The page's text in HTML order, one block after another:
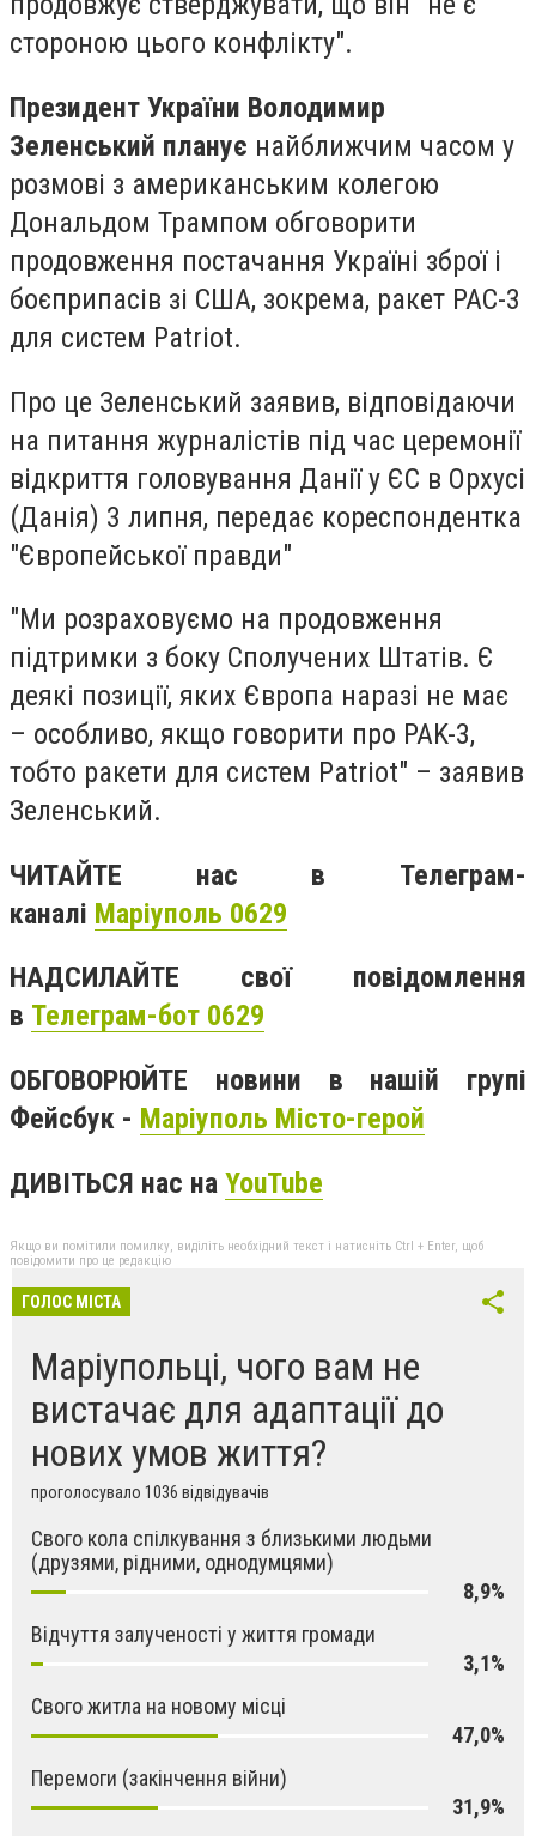
стороною цього конфлікту".
Президент України Володимир
Зеленський планує найближчим часом у
розмові з американським колегою
Дональдом Трампом обговорити
продовження постачання Україні зброї і
боєприпасів зі США, зокрема, ракет PAC-3
для систем Patriot.
Про це Зеленський заявив, відповідаючи
на питання журналістів під час церемонії
відкриття головування Данії у ЄС в Орхусі
(Данія) 3 липня, передає кореспондентка
"Європейської правди"
"Ми розраховуємо на продовження
підтримки з боку Сполучених Штатів. Є
деякі позиції, яких Європа наразі не має
– особливо, якщо говорити про PAK-3,
тобто ракети для систем Patriot" – заявив
Зеленський.
ЧИТАЙТЕ нас в Телеграм-
каналі Маріуполь 0629
НАДСИЛАЙТЕ свої повідомлення
в Телеграм-бот 0629
ОБГОВОРЮЙТЕ новини в нашій групі
Фейсбук - Маріуполь Місто-герой
ДИВІТЬСЯ нас на YouTube
Якщо ви помітили помилку, виділіть необхідний текст і натисніть Ctrl + Enter, щоб
повідомити про це редакцію
ГОЛОС МІСТА
Маріупольці, чого вам не
вистачає для адаптації до
нових умов життя?
проголосувало 1036 відвідувачів
Свого кола спілкування з близькими людьми
(друзями, рідними, однодумцями)
8,9%
Відчуття залученості у життя громади
3,1%
Свого житла на новому місці
47,0%
Перемоги (закінчення війни)
31,9%